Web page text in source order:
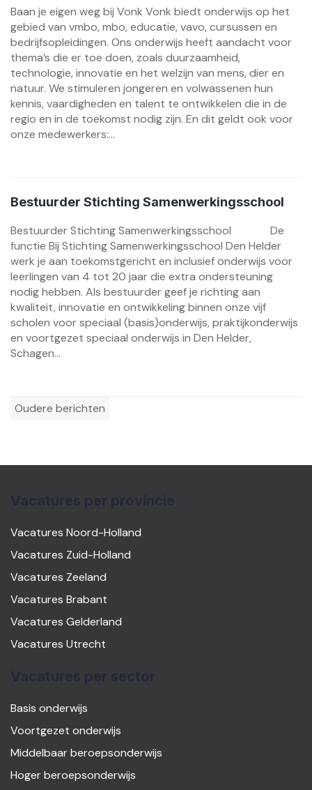
Baan je eigen weg bij Vonk Vonk biedt onderwijs op het
gebied van vmbo, mbo, educatie, vavo, cursussen en
bedrijfsopleidingen. Ons onderwijs heeft aandacht voor
thema’s die er toe doen, zoals duurzaamheid,
technologie, innovatie en het welzijn van mens, dier en
natuur. We stimuleren jongeren en volwassenen hun
kennis, vaardigheden en talent te ontwikkelen die in de
regio en in de toekomst nodig zijn. En dit geldt ook voor
onze medewerkers:...
Bestuurder Stichting Samenwerkingsschool
Bestuurder Stichting Samenwerkingsschool De
functie Bij Stichting Samenwerkingsschool Den Helder
werk je aan toekomstgericht en inclusief onderwijs voor
leerlingen van 4 tot 20 jaar die extra ondersteuning
nodig hebben. Als bestuurder geef je richting aan
kwaliteit, innovatie en ontwikkeling binnen onze vijf
scholen voor speciaal (basis)onderwijs, praktijkonderwijs
en voortgezet speciaal onderwijs in Den Helder,
Schagen...
Berichtennavigatie
Oudere berichten
Vacatures Noord-Holland
Vacatures Zuid-Holland
Vacatures Zeeland
Vacatures Brabant
Vacatures Gelderland
Vacatures Utrecht
Basis onderwijs
Voortgezet onderwijs
Middelbaar beroepsonderwijs
Hoger beroepsonderwijs